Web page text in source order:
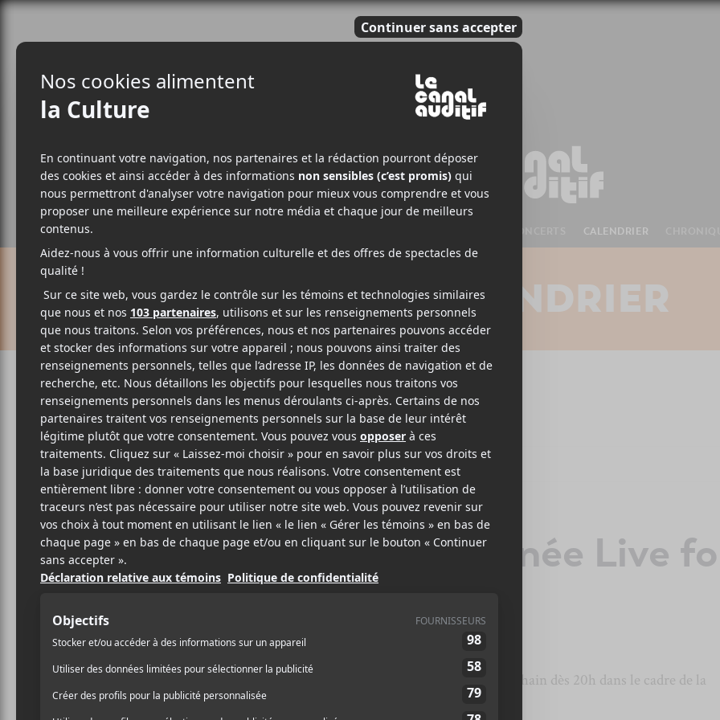
CALENDRIER
CALENDRIER
Cet évènement est passé.
Thee Sacred Souls : tournée Live
You
2024-11-12@ 20:00–23:00
Thee Sacred Souls sera de passage au MTELUS le mardi 12 novembre prochain dès 20h dans le cadre de la
tournéeLive for You.